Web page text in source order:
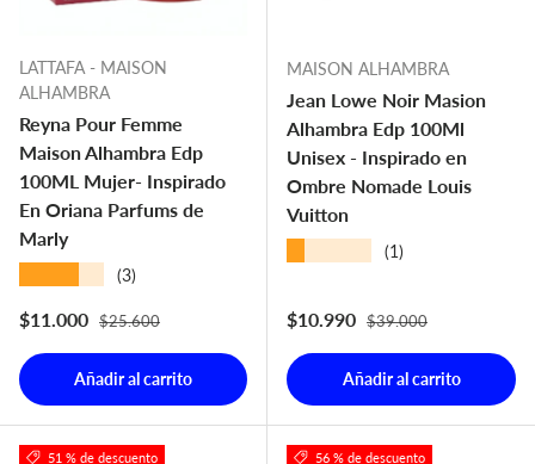
LATTAFA - MAISON
ALHAMBRA
Reyna Pour Femme
Maison Alhambra Edp
100ML Mujer- Inspirado
En Oriana Parfums de
Marly
(3)
Precio de venta
$11.000 Precio normal
$25.600
Añadir al carrito
MAISON ALHAMBRA
Jean Lowe Noir Masion
Alhambra Edp 100Ml
Unisex - Inspirado en
Ombre Nomade Louis
Vuitton
(1)
Precio de venta
$10.990 Precio normal
$39.000
Añadir al carrito
51 % de descuento 56 % de descuento